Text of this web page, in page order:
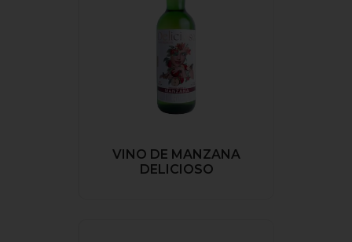
VINO DE MANZANA
DELICIOSO